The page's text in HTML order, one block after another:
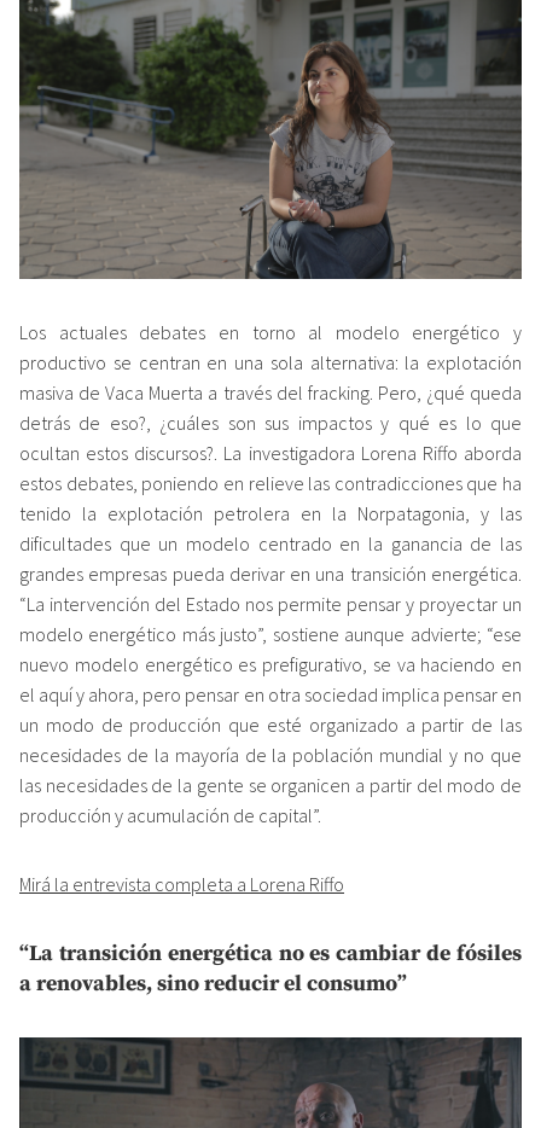
Los actuales debates en torno al modelo energético y
productivo se centran en una sola alternativa: la explotación
masiva de Vaca Muerta a través del fracking. Pero, ¿qué queda
detrás de eso?, ¿cuáles son sus impactos y qué es lo que
ocultan estos discursos?. La investigadora Lorena Riffo aborda
estos debates, poniendo en relieve las contradicciones que ha
tenido la explotación petrolera en la Norpatagonia, y las
dificultades que un modelo centrado en la ganancia de las
grandes empresas pueda derivar en una transición energética.
“La intervención del Estado nos permite pensar y proyectar un
modelo energético más justo”, sostiene aunque advierte; “ese
nuevo modelo energético es prefigurativo, se va haciendo en
el aquí y ahora, pero pensar en otra sociedad implica pensar en
un modo de producción que esté organizado a partir de las
necesidades de la mayoría de la población mundial y no que
las necesidades de la gente se organicen a partir del modo de
producción y acumulación de capital”.
Mirá la entrevista completa a Lorena Riffo
“La transición energética no es cambiar de fósiles
a renovables, sino reducir el consumo”